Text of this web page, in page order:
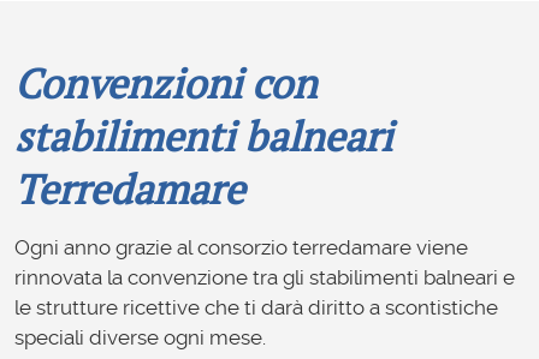
Convenzioni con
stabilimenti balneari
Terredamare
Ogni anno grazie al consorzio terredamare viene
rinnovata la convenzione tra gli stabilimenti balneari e
le strutture ricettive che ti darà diritto a scontistiche
speciali diverse ogni mese.